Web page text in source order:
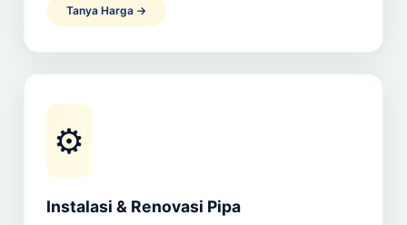
Tanya Harga →
⚙️
Instalasi & Renovasi Pipa